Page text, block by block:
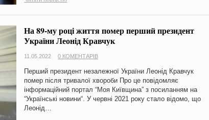
На 89-му році життя помер перший президент
України Леонід Кравчук
11.05.2022 0 КОМЕНТАРІВ
Перший президент незалежної України Леонід Кравчук
помер після тривалої хвороби Про це повідомляє
інформаційний портал “Моя Київщина” з посиланням на
“Українські новини“. У червні 2021 року стало відомо, що
Леонід…